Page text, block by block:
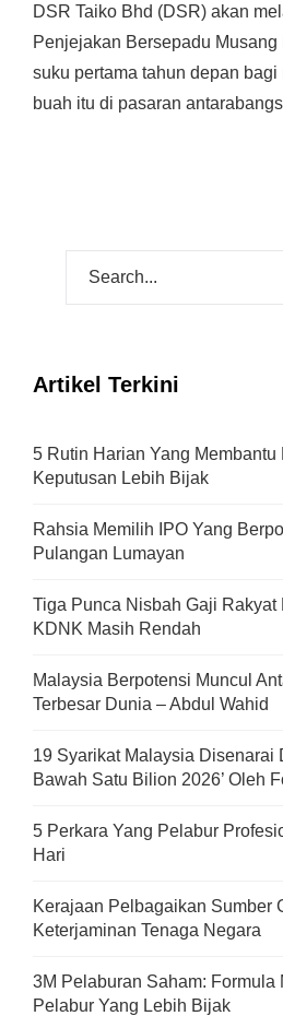
DSR Taiko Bhd (DSR) akan
Penjejakan Bersepadu
suku pertama tahun depan
buah itu di pasaran
Artikel Terkini
5 Rutin Harian Yang Membantu
Keputusan Lebih Bijak
Rahsia Memilih IPO Yang
Pulangan Lumayan
Tiga Punca Nisbah Gaji Rakyat
KDNK Masih Rendah
Malaysia Berpotensi Muncul
Terbesar Dunia – Abdul Wahid
19 Syarikat Malaysia Disenarai
Bawah Satu Bilion 2026’ Oleh
5 Perkara Yang Pelabur
Hari
Kerajaan Pelbagaikan Sumber
Keterjaminan Tenaga Negara
3M Pelaburan Saham: Formula
Pelabur Yang Lebih Bijak